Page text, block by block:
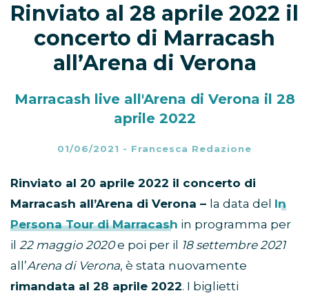
Rinviato al 28 aprile 2022 il
concerto di Marracash
all’Arena di Verona
Marracash live all'Arena di Verona il 28
aprile 2022
01/06/2021 - Francesca Redazione
Rinviato al 20 aprile 2022 il concerto di
Marracash all’Arena di Verona – la data del In
Persona Tour di Marracash in programma per
il 22 maggio 2020e poi per il
18 settembre 2021
all’Arena di Verona, è stata nuovamente
rimandata al 28 aprile 2022. I biglietti